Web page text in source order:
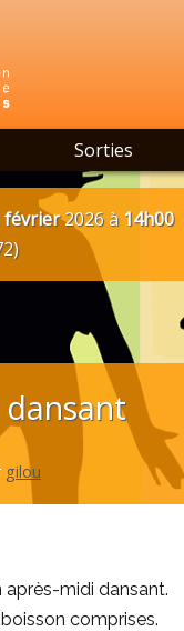
Sorties
février2026 à 14h00
gilou
midi dansant.
comprises.